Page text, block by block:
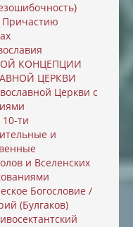
Причастию
КОНЦЕПЦИИ
ЦЕРКВИ
Церкви с
ти
и
и Вселенских
Богословие /
(Булгаков)